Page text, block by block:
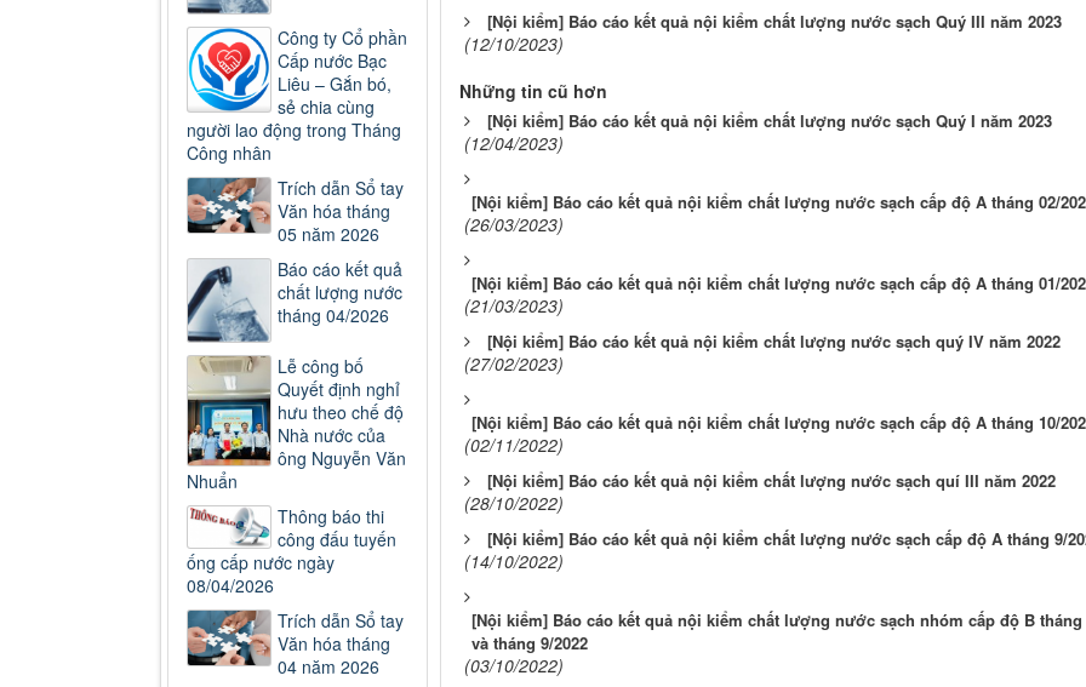
[Nội kiểm] Báo cáo kết quả nội kiểm chất lượng nước sạch Quý III năm 2023
(12/10/2023)
Những tin cũ hơn
[Nội kiểm] Báo cáo kết quả nội kiểm chất lượng nước sạch Quý I năm 2023
(12/04/2023)
[Nội kiểm] Báo cáo kết quả nội kiểm chất lượng nước sạch cấp độ A tháng 02/
(26/03/2023)
[Nội kiểm] Báo cáo kết quả nội kiểm chất lượng nước sạch cấp độ A tháng 01/
(21/03/2023)
[Nội kiểm] Báo cáo kết quả nội kiểm chất lượng nước sạch quý IV năm 2022
(27/02/2023)
[Nội kiểm] Báo cáo kết quả nội kiểm chất lượng nước sạch cấp độ A tháng 10/
(02/11/2022)
[Nội kiểm] Báo cáo kết quả nội kiểm chất lượng nước sạch quí III năm 2022
(28/10/2022)
[Nội kiểm] Báo cáo kết quả nội kiểm chất lượng nước sạch cấp độ A tháng 9/
(14/10/2022)
[Nội kiểm] Báo cáo kết quả nội kiểm chất lượng nước sạch nhóm cấp độ B tháng
và tháng 9/2022
(03/10/2022)
Công ty Cổ phần
Cấp nước Bạc
Liêu – Gắn bó,
sẻ chia cùng
người lao động trong Tháng
Công nhân
Trích dẫn Sổ tay
Văn hóa tháng
05 năm 2026
Báo cáo kết quả
chất lượng nước
tháng 04/2026
Lễ công bố
Quyết định nghỉ
hưu theo chế độ
Nhà nước của
ông Nguyễn Văn
Nhuẩn
Thông báo thi
công đấu tuyến
ống cấp nước ngày
08/04/2026
Trích dẫn Sổ tay
Văn hóa tháng
04 năm 2026